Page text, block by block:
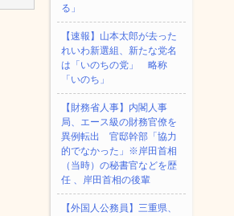
る」
【速報】山本太郎が去った
れいわ新選組、新たな党名
は「いのちの党」 略称
「いのち」
【財務省人事】内閣人事
局、エース級の財務官僚を
異例転出 官邸幹部「協力
的でなかった」※岸田首相
（当時）の秘書官などを歴
任 、岸田首相の後輩
【外国人公務員】三重県、